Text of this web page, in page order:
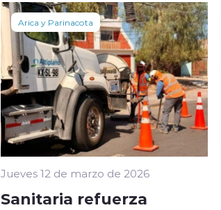
Arica y Parinacota
Jueves 12 de marzo de 2026
Sanitaria refuerza